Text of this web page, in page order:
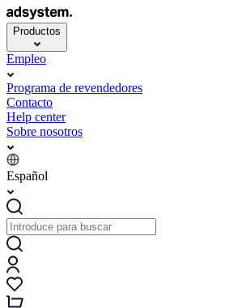
Productos
Empleo
Programa de revendedores
Contacto
Help center
Sobre nosotros
Español